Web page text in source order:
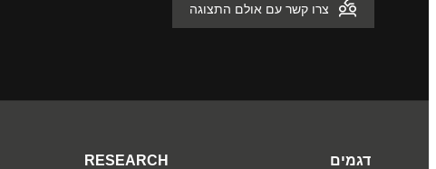
צרו קשר עם אולם התצוגה
דגמים RESEARCH